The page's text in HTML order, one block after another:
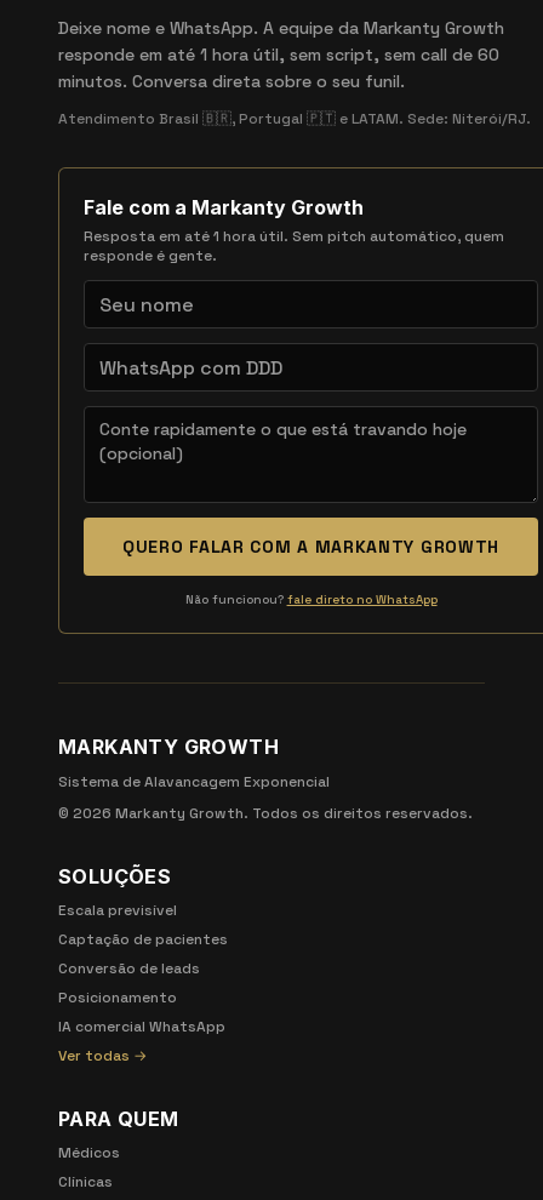
Deixe nome e WhatsApp. A equipe da Markanty Growth
responde em até 1 hora útil, sem script, sem call de 60
minutos. Conversa direta sobre o seu funil.
Atendimento Brasil 🇧🇷, Portugal 🇵🇹 e LATAM. Sede: Niterói/RJ.
Fale com a Markanty Growth
Resposta em até 1 hora útil. Sem pitch automático, quem
responde é gente.
QUERO FALAR COM A MARKANTY GROWTH
Não funcionou? fale direto no WhatsApp
MARKANTY GROWTH
Sistema de Alavancagem Exponencial
© 2026 Markanty Growth. Todos os direitos reservados.
SOLUÇÕES
Escala previsível
Captação de pacientes
Conversão de leads
Posicionamento
IA comercial WhatsApp
Ver todas →
PARA QUEM
Médicos
Clínicas